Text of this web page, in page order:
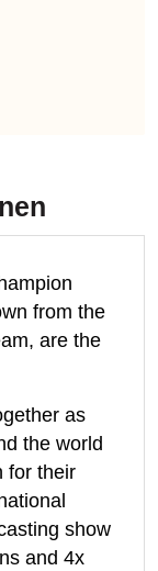
from the
are the
as
the world
for their
show
and 4x